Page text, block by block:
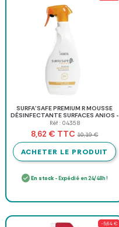
SURFA'SAFE PREMIUM R MOUSSE
DÉSINFECTANTE SURFACES ANIOS -
flacon de 750 ml
Réf : 04358
8,62 € TTC 10,19 €
ACHETER LE PRODUIT
En stock- Expédié en 24/48h !
-5,64 €